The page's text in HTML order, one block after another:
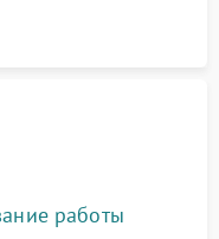
протечек воды.
работы